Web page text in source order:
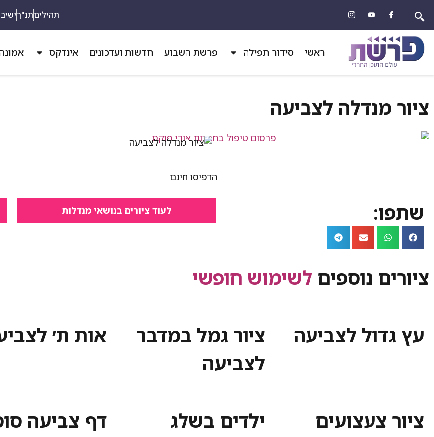
תהיליםתנ"ך
ראשי סידור תפילה פרשת השבוע חדשות ועדכונים אינדקס
ציור מנדלה לצביעה
הדפיסו חינם
שתפו: לעוד ציורים בנושאי מנדלות
ציורים נוספים לשימוש חופשי
עץ גדול לצביעה
ציור גמל במדבר
לצביעה
אות ת׳
ציור צעצועים
ילדים בשלג
דף צביעה